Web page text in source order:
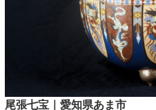
尾張七宝｜愛知県あま市